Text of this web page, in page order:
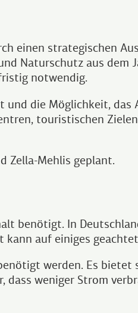
einen strategischen
Naturschutz aus dem
notwendig.
die Möglichkeit, das
touristischen
Zella-Mehlis geplant.
benötigt. In
kann auf einiges
werden. Es bietet
dass weniger Strom